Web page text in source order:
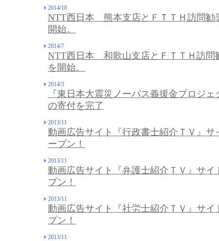
2014/10
NTT西日本 熊本支店とＦＴＴＨ訪問勧
開始。
2014/7
NTT西日本 和歌山支店とＦＴＴＨ訪問
を開始。
2014/3
『東日本大震災ノーバス義援金プロジ
の寄付を完了
2013/11
動画広告サイト『行政書士紹介ＴＶ』サ
ープン！
2013/11
動画広告サイト『弁護士紹介ＴＶ』サイ
プン！
2013/11
動画広告サイト『社労士紹介ＴＶ』サイ
プン！
2013/11